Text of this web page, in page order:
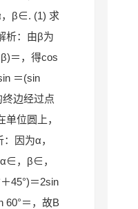
，β∈. (1) 求
析：由β为
＝，得cos
＝(sin
边经过点
位圆上，
因为α，
α∈，β∈，
45°)＝2sin
60°＝，故B